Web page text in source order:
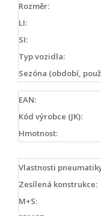
Rozměr:
LI:
SI:
Typ vozidla:
Sezóna (období,
EAN:
Kód výrobce (JK):
Hmotnost:
Vlastnosti
Zesílená konstrukce:
M+S: